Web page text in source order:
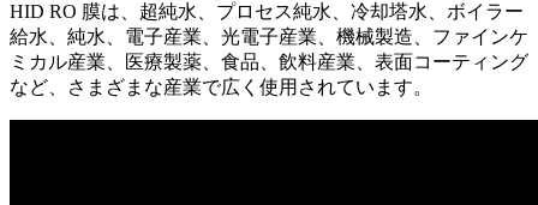
HID RO 膜は、超純水、プロセス純水、冷却塔水、ボイラー
給水、純水、電子産業、光電子産業、機械製造、ファインケ
ミカル産業、医療製薬、食品、飲料産業、表面コーティング
など、さまざまな産業で広く使用されています。